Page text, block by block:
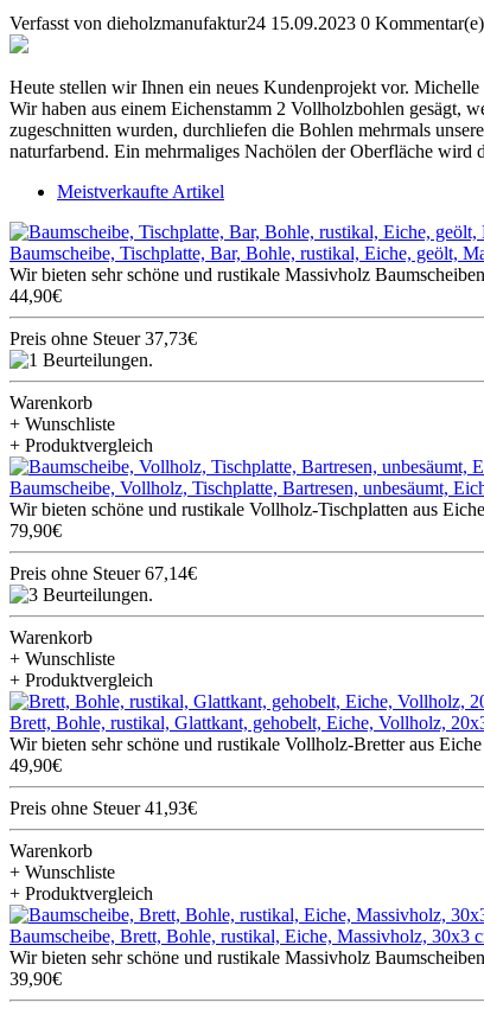
Verfasst von dieholzmanufaktur24 15.09.2023 0 Kommentar(e)
Heute stellen wir Ihnen ein neues Kundenprojekt vor.
Wir haben aus einem Eichenstamm 2 Vollholzbohlen gesägt,
zugeschnitten wurden, durchliefen die Bohlen mehrmals
naturfarbend. Ein mehrmaliges Nachölen der Oberfläche wird
Meistverkaufte Artikel
Baumscheibe, Tischplatte, Bar, Bohle, rustikal, Eiche, geölt,
Wir bieten sehr schöne und rustikale Massivholz
44,90€
Preis ohne Steuer 37,73€
Warenkorb
+ Wunschliste
+ Produktvergleich
Baumscheibe, Vollholz, Tischplatte, Bartresen, unbesäumt,
Wir bieten schöne und rustikale Vollholz-Tischplatten aus
79,90€
Preis ohne Steuer 67,14€
Warenkorb
+ Wunschliste
+ Produktvergleich
Brett, Bohle, rustikal, Glattkant, gehobelt, Eiche, Vollholz,
Wir bieten sehr schöne und rustikale Vollholz-Bretter aus
49,90€
Preis ohne Steuer 41,93€
Warenkorb
+ Wunschliste
+ Produktvergleich
Baumscheibe, Brett, Bohle, rustikal, Eiche, Massivholz, 30x3
Wir bieten sehr schöne und rustikale Massivholz
39,90€